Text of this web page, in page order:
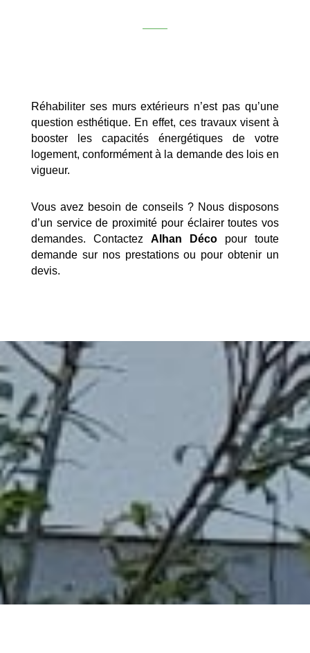
Réhabiliter ses murs extérieurs n’est pas qu’une
question esthétique. En effet, ces travaux visent à
booster les capacités énergétiques de votre
logement, conformément à la demande des lois en
vigueur.
Vous avez besoin de conseils ? Nous disposons
d’un service de proximité pour éclairer toutes vos
demandes. Contactez Alhan Déco pour toute
demande sur nos prestations ou pour obtenir un
devis.